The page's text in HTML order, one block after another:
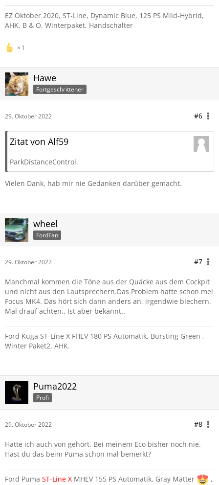
EZ Oktober 2020, ST-Line, Dynamic Blue, 125 PS Mild-Hybrid,
AHK, B & O, Winterpaket, Handschalter
1
Hawe
Fortgeschrittener
29. Oktober 2022 #6
Zitat von Alf59
ParkDistanceControl.
Vielen Dank, hab mir nie Gedanken darüber gemacht.
wheel
FordFan
29. Oktober 2022 #7
Manchmal kommen die Töne aus der Quäcke aus dem Cockpit
und nicht aus den Lautsprechern.Das Problem hatte schon mei
Focus MK4. Das hört sich dann anders an, irgendwie blechern.
Mal drauf achten.. Ist aber bekannt..
Ford Kuga ST-Line X FHEV 180 PS Automatik, Bursting Green ,
Winter Paket2, AHK.
Puma2022
Profi
29. Oktober 2022 #8
Hatte ich auch von gehört. Bei meinem Eco bisher noch nie.
Hast du das beim Puma schon mal bemerkt?
Ford Puma ST-Line X MHEV 155 PS Automatik, Gray Matter
,